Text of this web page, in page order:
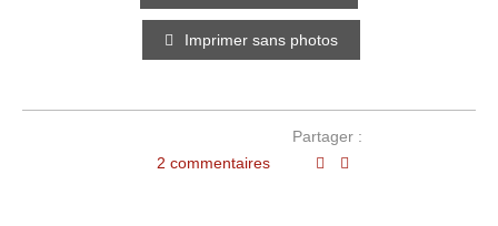
Imprimer sans photos
2 commentaires
Partager :